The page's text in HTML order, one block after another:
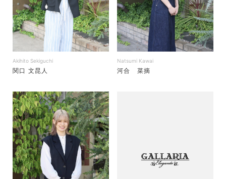
Akihito Sekiguchi
関口 文昆人
Natsumi Kawai
河合 菜摘